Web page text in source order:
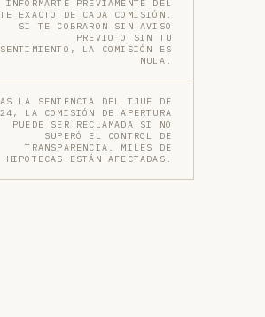
INFORMARTE PREVIAMENTE DEL
EXACTO DE CADA COMISIÓN.
SI TE COBRARON SIN AVISO
PREVIO O SIN TU
LA COMISIÓN ES
NULA.
LA SENTENCIA DEL TJUE DE
LA COMISIÓN DE APERTURA
PUEDE SER RECLAMADA SI NO
SUPERÓ EL CONTROL DE
TRANSPARENCIA. MILES DE
HIPOTECAS ESTÁN AFECTADAS.